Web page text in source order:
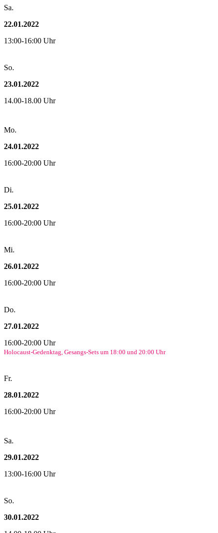
Sa.
22.01.2022
13:00-16:00 Uhr
So.
23.01.2022
14.00-18.00 Uhr
Mo.
24.01.2022
16:00-20:00 Uhr
Di.
25.01.2022
16:00-20:00 Uhr
Mi.
26.01.2022
16:00-20:00 Uhr
Do.
27.01.2022
16:00-20:00 Uhr
Holocaust-Gedenktag, Gesangs-Sets um 18:00 und 20:00 Uhr
Fr.
28.01.2022
16:00-20:00 Uhr
Sa.
29.01.2022
13:00-16:00 Uhr
So.
30.01.2022